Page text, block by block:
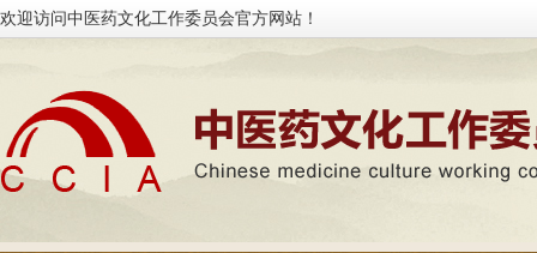
欢迎访问中医药文化工作委员会官方网站！